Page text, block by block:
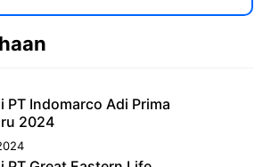
PT Indomarco Adi Prima
2024